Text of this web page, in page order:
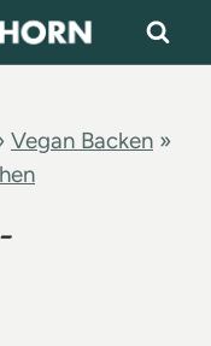
Vegan Backen »